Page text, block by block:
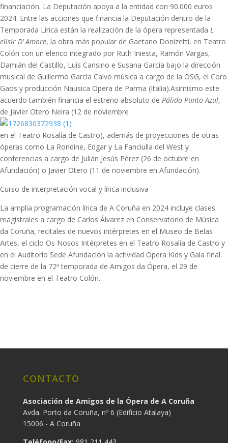
financiación. La Deputación apoya a la entidad con 90.000 euros
2024. Entre las acciones que financia la Deputación dentro de la
Temporada Lírica están la realización de la ópera representada L
´elisir D’ Amore, la obra más popular de Gaetano Donizetti, en Teatro
Colón con un elenco integrado por Ruth Iniesta, Ramón Vargas,
Damián del Castillo, Luís Cansino e Susana García bajo la dirección
musical de Guillermo García Calvo música a cargo de la OSG, el Coro
Gaos y producción Nausica Opera de Parma (Italia).Asimismo este
acuerdo también financia el estreno absoluto de Pálido Punto Azul,
de Javier Otero Neira (12 de noviembre
en el Teatro Rosalía de Castro), además de proyecciones de otras
óperas como La Rondine, Edgar y La Fanciulla del West y
conferencias a cargo de Julián Jesús Pérez (26 de octubre en
Afundación) o Javier Otero (11 de noviembre en Afundación).
Curso de interpretación vocal y lírica inclusiva
La amplia programación lírica de A Coruña en 2024 incluye clases
magistrales a cargo de Carlos Álvarez en Conservatorio de Música
da Coruña, recitales de nuevos intérpretes en el Museo de Belas
Artes, el ciclo Os Nosos Intérpretes en el Teatro Rosalía de Castro y
en el Auditorio Sede Afundación la actividad Opera Kids y Gala final
de cierre de la 72ª temporada de Amigos da Ópera, el 29 de
noviembre en el Teatro Colón.
CONTACTO
Asociación de Amigos de la Ópera de A Coruña
Avda. Porto da Coruña, nº 6 (Edificio Atalaya)
15006 - A Coruña